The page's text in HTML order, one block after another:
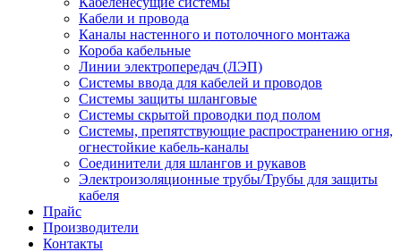
Кабели и провода
Каналы настенного и потолочного монтажа
Короба кабельные
Линии электропередач (ЛЭП)
Системы ввода для кабелей и проводов
Системы защиты шланговые
Системы скрытой проводки под полом
Системы, препятствующие распространению огня,
огнестойкие кабель-каналы
Соединители для шлангов и рукавов
Электроизоляционные трубы/Трубы для защиты
кабеля
Прайс
Производители
Контакты